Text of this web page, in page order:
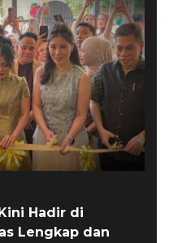
Hadir di
Lengkap dan